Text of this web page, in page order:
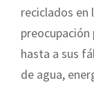
reciclados en
hasta a sus
de agua,